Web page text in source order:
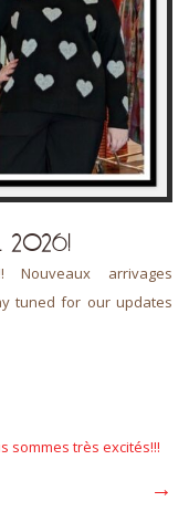
2026!
Nouveaux arrivages
tuned for our updates
sommes très excités!!!